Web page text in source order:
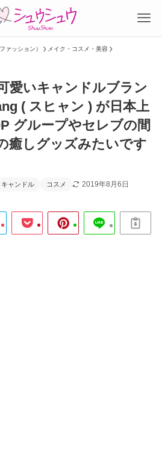
ァッション） メイク・コスメ・美容
愛いキャンドルブラン
( スヒャン ) が日本上
グループやセレブの間
癒しグッズみたいです
キャンドル コスメ 2019年8月6日